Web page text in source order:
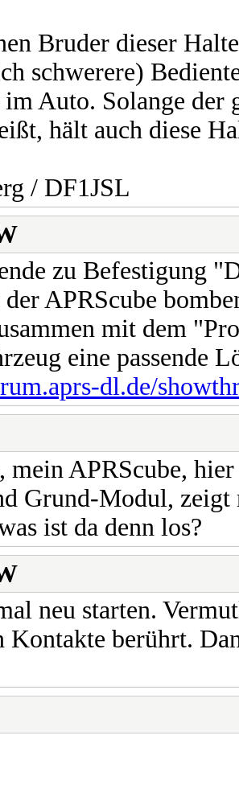
Bruder dieser
schwerere)
im Auto. Solange der
hält auch diese
/ DF1JSL
zu Befestigung
APRScube
mit dem
eine passende
dl.de/
mein APRScube,
Grund-Modul, zeigt
ist da denn los?
neu starten.
Kontakte berührt.